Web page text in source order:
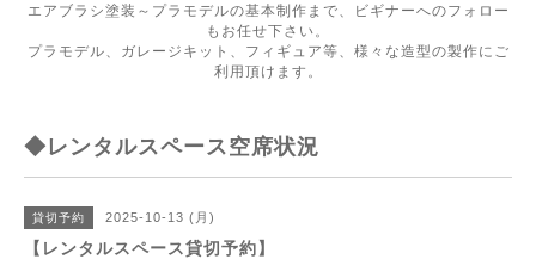
エアブラシ塗装～プラモデルの基本制作まで、ビギナーへのフォロー
もお任せ下さい。
プラモデル、ガレージキット、フィギュア等、様々な造型の製作にご
利用頂けます。
◆レンタルスペース空席状況
貸切予約 2025-10-13 (月)
【レンタルスペース貸切予約】